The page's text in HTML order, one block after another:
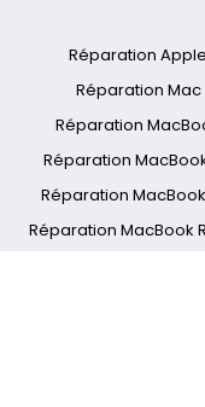
Réparation Apple
Réparation Mac
Réparation
Réparation
Réparation
Réparation MacBook